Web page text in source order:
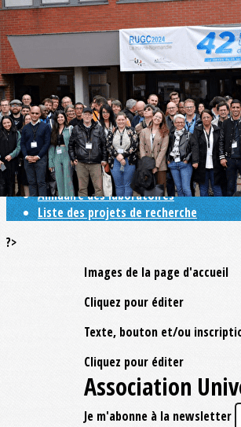
Exporter les lignes sélectionnées
Exporter toutes les colonnes
Exporter uniquement les colonnes
Menu
<
>
La recherche universitaire en Génie
Doctolien
Annuaire des laboratoires
Liste des projets de recherche
?>
Images de la page d'accueil
Cliquez pour éditer
Texte, bouton et/ou
Cliquez pour éditer
Association
Je m'abonne à la newsletter